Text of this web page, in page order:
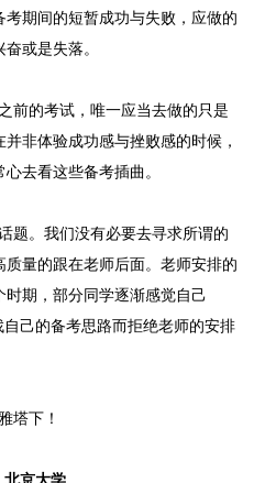
期间的短暂成功与失败，应做的
或是失落。
的考试，唯一应当去做的只是
非体验成功感与挫败感的时候，
去看这些备考插曲。
。我们没有必要去寻求所谓的
量的跟在老师后面。老师安排的
期，部分同学逐渐感觉自己
己的备考思路而拒绝老师的安排
塔下！